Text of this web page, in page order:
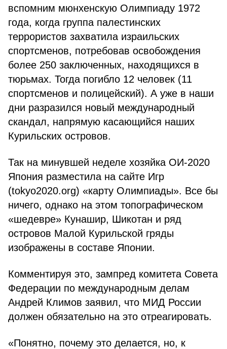
вспомним мюнхенскую Олимпиаду 1972
года, когда группа палестинских
террористов захватила израильских
спортсменов, потребовав освобождения
более 250 заключенных, находящихся в
тюрьмах. Тогда погибло 12 человек (11
спортсменов и полицейский). А уже в наши
дни разразился новый международный
скандал, напрямую касающийся наших
Курильских островов.
Так на минувшей неделе хозяйка ОИ-2020
Япония разместила на сайте Игр
(tokyo2020.org) «карту Олимпиады». Все бы
ничего, однако на этом топографическом
«шедевре» Кунашир, Шикотан и ряд
островов Малой Курильской гряды
изображены в составе Японии.
Комментируя это, зампред комитета Совета
Федерации по международным делам
Андрей Климов заявил, что МИД России
должен обязательно на это отреагировать.
«Понятно, почему это делается, но, к